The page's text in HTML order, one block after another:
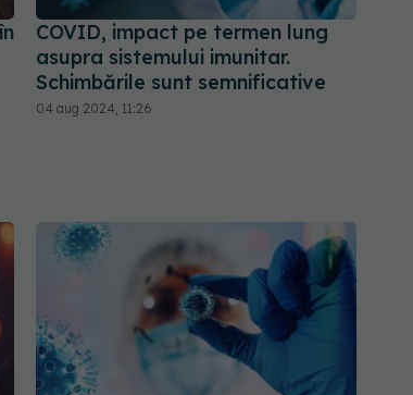
COVID, impact pe termen lung
asupra sistemului imunitar.
Schimbările sunt semnificative
04 aug 2024, 11:26